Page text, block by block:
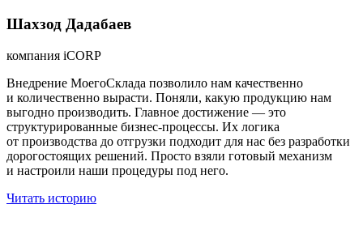
Шахзод Дадабаев
компания iCORP
Внедрение МоегоСклада позволило нам качественно
и количественно вырасти. Поняли, какую продукцию нам
выгодно производить. Главное достижение — это
структурированные бизнес-процессы. Их логика
от производства до отгрузки подходит для нас без разработки
дорогостоящих решений. Просто взяли готовый механизм
и настроили наши процедуры под него.
Читать историю